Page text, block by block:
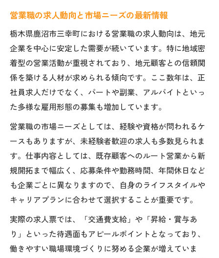
営業職の求人動向と市場ニーズの最新情報
栃木県鹿沼市三幸町における営業職の求人動向は、地元
企業を中心に安定した需要が続いています。特に地域密
着型の営業活動が重視されており、地元顧客との信頼関
係を築ける人材が求められる傾向です。ここ数年は、正
社員求人だけでなく、パートや副業、アルバイトといっ
た多様な雇用形態の募集も増加しています。
営業職の市場ニーズとしては、経験や資格が問われるケ
ースもありますが、未経験者歓迎の求人も多数見られま
す。仕事内容としては、既存顧客へのルート営業から新
規開拓まで幅広く、応募条件や勤務時間、年間休日など
も企業ごとに異なりますので、自身のライフスタイルや
キャリアプランに合わせて選択することが重要です。
実際の求人票では、「交通費支給」や「昇給・賞与あ
り」といった待遇面もアピールポイントとなっており、
働きやすい職場環境づくりに努める企業が増えていま